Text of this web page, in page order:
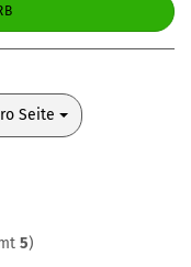
Seite
5)